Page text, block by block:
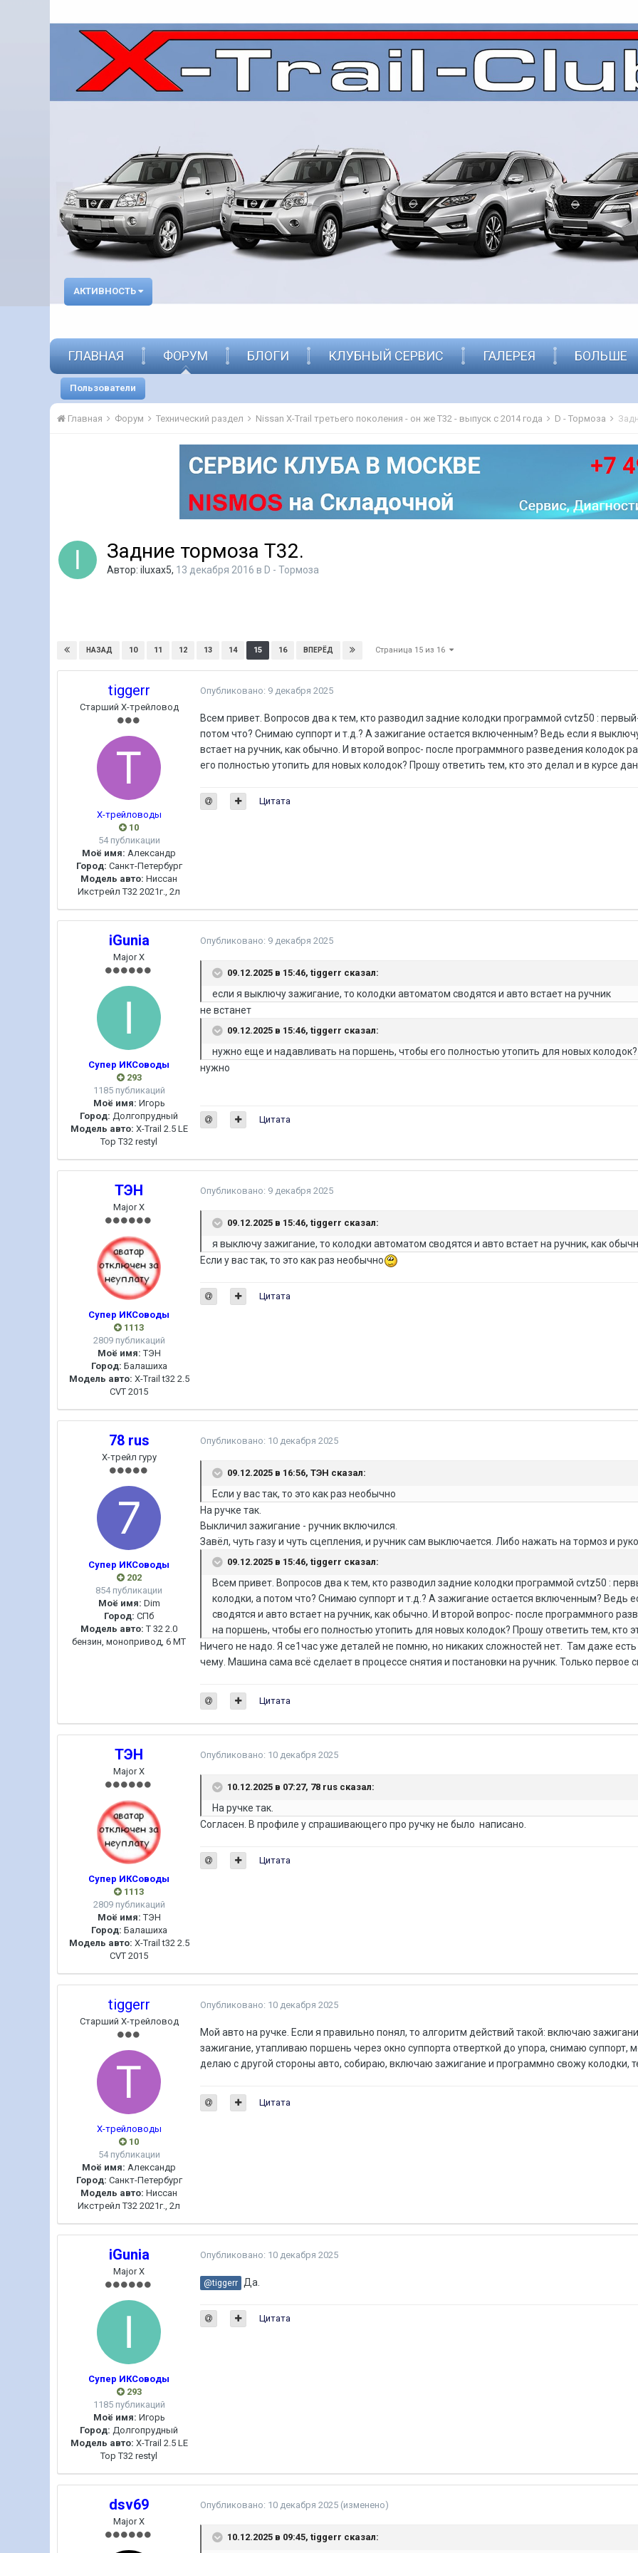
АКТИВНОСТЬ
ГЛАВНАЯ ФОРУМ
Пользователи
БЛОГИ КЛУБНЫЙ СЕРВИС ГАЛЕРЕЯ БОЛЬШЕ
Главная Форум Технический раздел Nissan X-Trail третьего поколения - он же Т32 - выпуск с 2014 года D - Тормоза
Задние тормоза Т32.
Автор: iluxax5, 13 декабря 2016 в D - Тормоза
НАЗАД 10 11 12 13 14 15 16 ВПЕРЁД Страница 15 из 16
tiggerr
Старший Х-трейловод
Х-трейловоды
10
54 публикации
Моё имя: Александр
Город: Санкт-Петербург
Модель авто: Ниссан
Икстрейл Т32 2021г., 2л
Опубликовано: 9 декабря 2025
Всем привет. Вопросов два к тем, кто разводил задние колодки программой cvtz50 :
потом что? Снимаю суппорт и т.д.? А зажигание остается включенным? Ведь если я
встает на ручник, как обычно. И второй вопрос- после программного разведения колодок
его полностью утопить для новых колодок? Прошу ответить тем, кто это делал и в курсе
Цитата
iGunia
Major X
Супер ИКСоводы
293
1185 публикаций
Моё имя: Игорь
Город: Долгопрудный
Модель авто: X-Trail 2.5 LE
Top T32 restyl
Опубликовано: 9 декабря 2025
09.12.2025 в 15:46, tiggerr сказал:
если я выключу зажигание, то колодки автоматом сводятся и авто встает на ручник
не встанет
09.12.2025 в 15:46, tiggerr сказал:
нужно еще и надавливать на поршень, чтобы его полностью утопить для новых колодок?
нужно
Цитата
ТЭН
Major X
Супер ИКСоводы
1113
2809 публикаций
Моё имя: ТЭН
Город: Балашиха
Модель авто: X-Trail t32 2.5
CVT 2015
Опубликовано: 9 декабря 2025
09.12.2025 в 15:46, tiggerr сказал:
я выключу зажигание, то колодки автоматом сводятся и авто встает на ручник, как
Если у вас так, то это как раз необычно
Цитата
78 rus
Х-трейл гуру
Супер ИКСоводы
202
854 публикации
Моё имя: Dim
Город: СПб
Модель авто: Т 32 2.0
бензин, монопривод, 6 МТ
Опубликовано: 10 декабря 2025
09.12.2025 в 16:56, ТЭН сказал:
Если у вас так, то это как раз необычно
На ручке так.
Выкличил зажигание - ручник включился.
Завёл, чуть газу и чуть сцепления, и ручник сам выключается. Либо нажать на тормоз и
09.12.2025 в 15:46, tiggerr сказал:
Всем привет. Вопросов два к тем, кто разводил задние колодки программой cvtz50 :
колодки, а потом что? Снимаю суппорт и т.д.? А зажигание остается включенным? Ведь
сводятся и авто встает на ручник, как обычно. И второй вопрос- после программного
на поршень, чтобы его полностью утопить для новых колодок? Прошу ответить тем, кто
Ничего не надо. Я се1час уже деталей не помню, но никаких сложностей нет. Там даже
чему. Машина сама всё сделает в процессе снятия и постановки на ручник. Только
Цитата
ТЭН
Major X
Супер ИКСоводы
1113
2809 публикаций
Моё имя: ТЭН
Город: Балашиха
Модель авто: X-Trail t32 2.5
CVT 2015
Опубликовано: 10 декабря 2025
10.12.2025 в 07:27, 78 rus сказал:
На ручке так.
Согласен. В профиле у спрашивающего про ручку не было написано.
Цитата
tiggerr
Старший Х-трейловод
Х-трейловоды
10
54 публикации
Моё имя: Александр
Город: Санкт-Петербург
Модель авто: Ниссан
Икстрейл Т32 2021г., 2л
Опубликовано: 10 декабря 2025
Мой авто на ручке. Если я правильно понял, то алгоритм действий такой: включаю
зажигание, утапливаю поршень через окно суппорта отверткой до упора, снимаю
делаю с другой стороны авто, собираю, включаю зажигание и программно свожу колодки,
Цитата
iGunia
Major X
Супер ИКСоводы
293
1185 публикаций
Моё имя: Игорь
Город: Долгопрудный
Модель авто: X-Trail 2.5 LE
Top T32 restyl
Опубликовано: 10 декабря 2025
@tiggerr Да.
Цитата
dsv69
Major X
Опубликовано: 10 декабря 2025 (изменено)
10.12.2025 в 09:45, tiggerr сказал: